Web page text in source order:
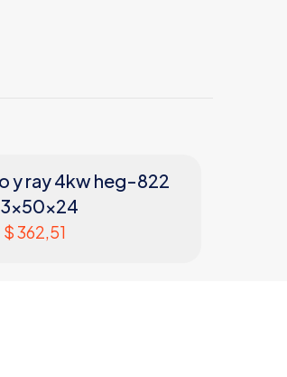
y ray 4kw heg-822
$362,51